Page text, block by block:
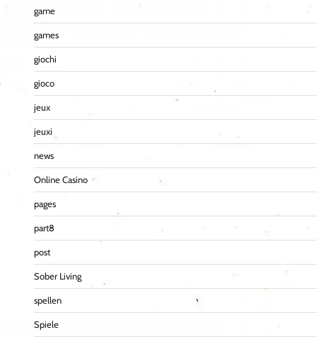
game
games
giochi
gioco
jeux
jeuxi
news
Online Casino
pages
part8
post
Sober Living
spellen
Spiele